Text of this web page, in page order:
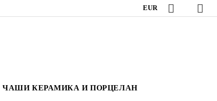
EUR
ЧАШИ КЕРАМИКА И ПОРЦЕЛАН